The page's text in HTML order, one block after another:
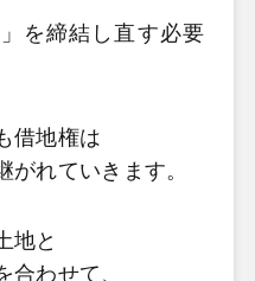
を締結し直す必要
借地権は
れていきます。
地と
合わせて、